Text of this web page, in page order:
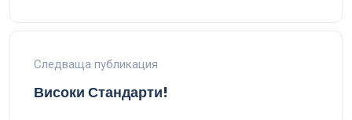
Следваща публикация
Високи Стандарти!